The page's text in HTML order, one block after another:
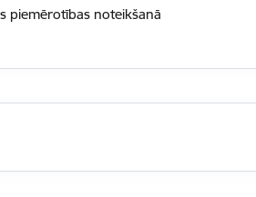
piemērotības noteikšanā